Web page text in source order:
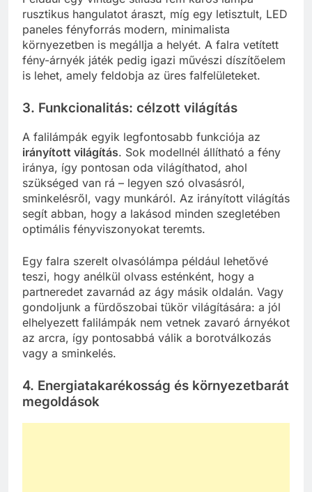
rusztikus hangulatot áraszt, míg egy letisztult, LED
paneles fényforrás modern, minimalista
környezetben is megállja a helyét. A falra vetített
fény-árnyék játék pedig igazi művészi díszítőelem
is lehet, amely feldobja az üres falfelületeket.
3. Funkcionalitás: célzott világítás
A falilámpák egyik legfontosabb funkciója az
irányított világítás. Sok modellnél állítható a fény
iránya, így pontosan oda világíthatod, ahol
szükséged van rá – legyen szó olvasásról,
sminkelésről, vagy munkáról. Az irányított világítás
segít abban, hogy a lakásod minden szegletében
optimális fényviszonyokat teremts.
Egy falra szerelt olvasólámpa például lehetővé
teszi, hogy anélkül olvass esténként, hogy a
partneredet zavarnád az ágy másik oldalán. Vagy
gondoljunk a fürdőszobai tükör világítására: a jól
elhelyezett falilámpák nem vetnek zavaró árnyékot
az arcra, így pontosabbá válik a borotválkozás
vagy a sminkelés.
4. Energiatakarékosság és környezetbarát
megoldások